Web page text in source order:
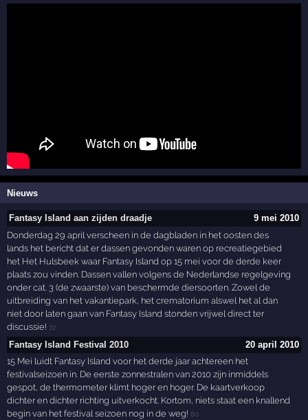
Nieuws
Fantasy Island aan zijden draadje
9 mei 2010
Donderdag 29 april verscheen in de dagbladen in het oosten des
lands het bericht dat er dassen gevonden waren op recreatiegebied
het Het Hulsbeek waar Fantasy Island op 15 mei voor de derde keer
plaats zou vinden. Dassen vallen volgens de Nederlandse regelgeving
onder cat. 3 (de zwaarste) van beschermde diersoorten. Zowel de
uitbreiding van het vakantiepark, het crematorium alswel het al dan
niet door laten gaan van Fantasy Island stonden vrijwel direct ter
discussie! 72
Fantasy Island Festival 2010
20 april 2010
15 Mei luidt Fantasy Island voor het derde jaar achtereen het
festivalseizoen in. De eerste zonnestralen van 2010 zijn inmiddels
gespot, de thermometer klimt hoger en hoger. De kaartverkoop
dichter en dichter richting uitverkocht. Kortom, niets staat een knallend
begin van het festival seizoen nog in de weg!80